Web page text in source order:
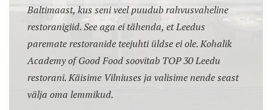
Baltimaast, kus seni veel puudub rahvusvaheline
restoranigiid. See aga ei tähenda, et Leedus
paremate restoranide teejuhti üldse ei ole. Kohalik
Academy of Good Food soovitab TOP 30 Leedu
restorani. Käisime Vilniuses ja valisime nende seast
välja oma lemmikud.